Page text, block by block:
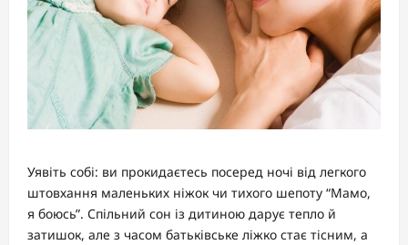
Уявіть собі: ви прокидаєтесь посеред ночі від легкого
штовхання маленьких ніжок чи тихого шепоту “Мамо,
я боюсь”. Спільний сон із дитиною дарує тепло й
затишок, але з часом батьківське ліжко стає тісним, а